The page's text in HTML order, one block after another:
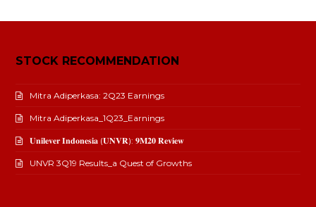
STOCK RECOMMENDATION
Mitra Adiperkasa: 2Q23 Earnings
Mitra Adiperkasa_1Q23_Earnings
𝐔𝐧𝐢𝐥𝐞𝐯𝐞𝐫 𝐈𝐧𝐝𝐨𝐧𝐞𝐬𝐢𝐚 (𝐔𝐍𝐕𝐑): 𝟗𝐌𝟐𝟎 𝐑𝐞𝐯𝐢𝐞𝐰
UNVR 3Q19 Results_a Quest of Growths